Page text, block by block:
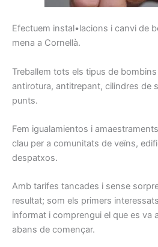
Efectuem instal•lacions i canvi de
mena a Cornellà.
Treballem tots els tipus de
antirotura, antitrepant, cilindres de
punts.
Fem igualamientos i amaestraments
clau per a comunitats de veïns,
despatxos.
Amb tarifes tancades i sense
resultat; som els primers interessats
informat i comprengui el que es va a
abans de començar.